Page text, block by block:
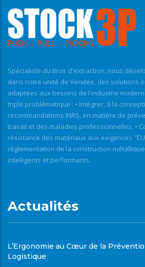
Spécialiste du tiroir d'extraction, nous
dans notre unité de Vendée, des solutions
adaptées aux besoins de l'industrie
triple problématique : • Intégrer, à la
recommandations INRS, en matière de
travail et des maladies professionnelles. •
résistance des matériaux aux exigences
réglementation de la construction
intelligents et performants.
Actualités
L’Ergonomie au Cœur de la
Logistique